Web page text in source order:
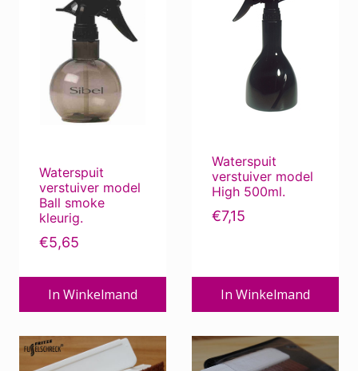
Waterspuit
verstuiver model
Ball smoke
kleurig.
€5,65
In Winkelmand
Waterspuit
verstuiver model
High 500ml.
€7,15
In Winkelmand